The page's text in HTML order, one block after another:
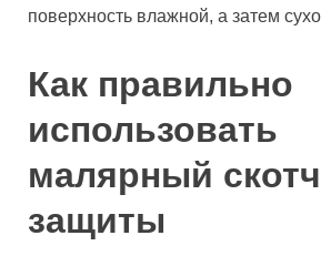
поверхность влажной, а затем
Как правильно
использовать
малярный
защиты